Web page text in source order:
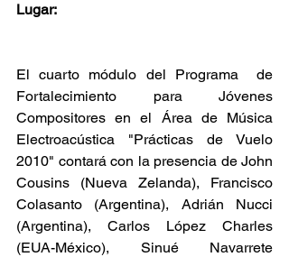
Lugar:
El cuarto módulo del Programa  de
Fortalecimiento para Jóvenes
Compositores en el Área de Música
Electroacústica "Prácticas de Vuelo
2010" contará con la presencia de John
Cousins (Nueva Zelanda), Francisco
Colasanto (Argentina), Adrián Nucci
(Argentina), Carlos López Charles
(EUA-México), Sinué Navarrete